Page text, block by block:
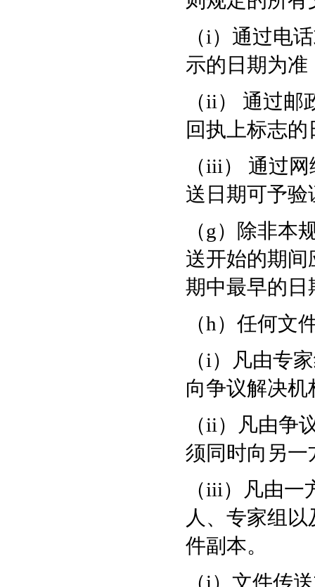
（i）通过电
示的日期为准
（ii） 通过
回执上标志
（iii） 通过
送日期可予验
（g）除非本
送开始的期
期中最早的日
（h）任何文
（i）凡由专
向争议解决
（ii）凡由争
须同时向另一
（iii）凡由
人、专家组
件副本。
（i）文件传